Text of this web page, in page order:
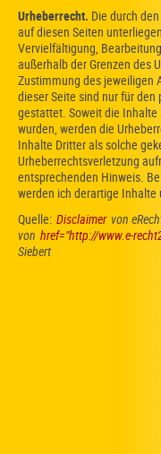
Urheberrecht. Die durch
auf diesen Seiten
Vervielfältigung,
außerhalb der Grenzen des
Zustimmung des jeweiligen
dieser Seite sind nur für
gestattet. Soweit die
wurden, werden die
Inhalte Dritter als solche
Urheberrechtsverletzung
entsprechenden Hinweis.
werden ich derartige
Quelle: Disclaimer von
von href="http://www.e-
Siebert